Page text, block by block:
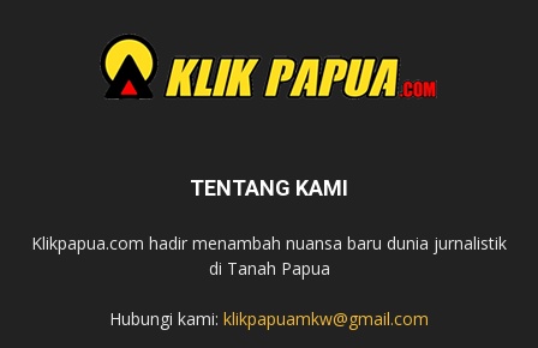
TENTANG KAMI
Klikpapua.com hadir menambah nuansa baru dunia jurnalistik
di Tanah Papua
Hubungi kami: klikpapuamkw@gmail.com